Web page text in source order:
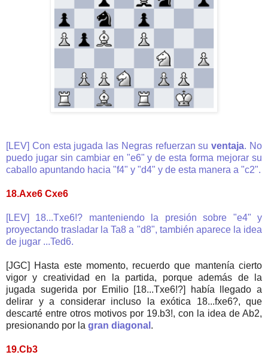
[LEV] Con esta jugada las Negras refuerzan suventaja. No
puedo jugar sin cambiar en "e6" y de esta forma mejorar su
caballo apuntando hacia "f4" y "d4" y de esta manera a "c2".
18.Axe6 Cxe6
[LEV] 18...Txe6!? manteniendo la presión sobre "e4" y
proyectando trasladar la Ta8 a "d8", también aparece la idea
de jugar ...Ted6.
[JGC] Hasta este momento, recuerdo que mantenía cierto
vigor y creatividad en la partida, porque además de la
jugada sugerida por Emilio [18...Txe6!?] había llegado a
delirar y a considerar incluso la exótica 18...fxe6?, que
descarté entre otros motivos por 19.b3!, con la idea de Ab2,
presionando por la gran diagonal .
19.Cb3